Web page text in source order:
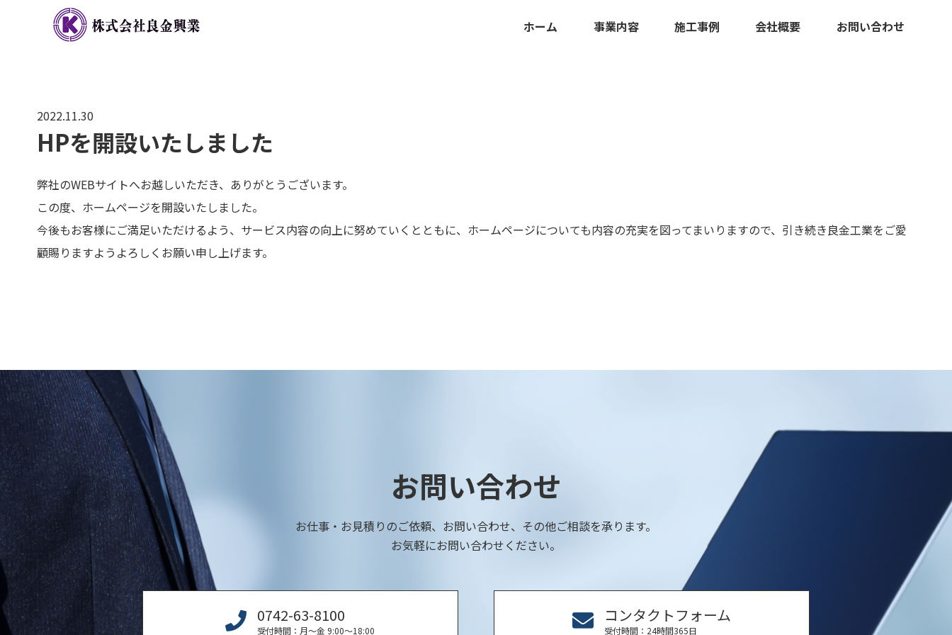
ホーム 事業内容 施工事例 会社概要 お問い合わせ
2022.11.30
HPを開設いたしました
弊社のWEBサイトへお越しいただき、ありがとうございます。
この度、ホームページを開設いたしました。
今後もお客様にご満足いただけるよう、サービス内容の向上に努めていくとともに、ホームページについても内容の充実を図ってまいりますので、引き続き良金工業をご愛
顧賜りますようよろしくお願い申し上げます。
お問い合わせ
お仕事・お見積りのご依頼、お問い合わせ、その他ご相談を承ります。
お気軽にお問い合わせください。
0742-63-8100
受付時間：月〜金 9:00〜18:00
コンタクトフォーム
受付時間：24時間365日